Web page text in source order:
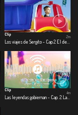
Clip
2m
Clip
4m